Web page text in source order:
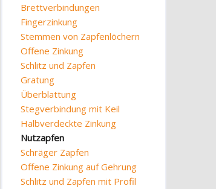
Brettverbindungen
Fingerzinkung
Stemmen von Zapfenlöchern
Offene Zinkung
Schlitz und Zapfen
Gratung
Überblattung
Stegverbindung mit Keil
Halbverdeckte Zinkung
Nutzapfen
Schräger Zapfen
Offene Zinkung auf Gehrung
Schlitz und Zapfen mit Profil